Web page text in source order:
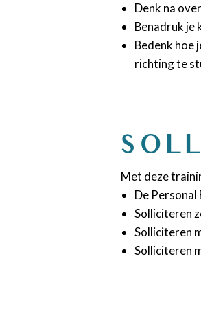
Denk na
Benadruk je
Bedenk hoe
richting te
Met deze
De
Solliciteren
Solliciteren
Solliciteren